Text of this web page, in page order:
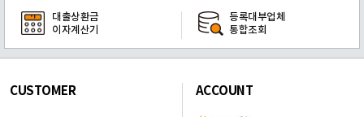
대출상환금
이자계산기
등록대부업체
통합조회
CUSTOMER ACCOUNT